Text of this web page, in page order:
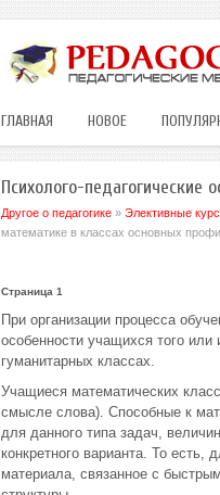
ГЛАВНАЯ НОВОЕ
Психолого-педагогические
Другое о педагогике» Элективные
математике в классах основных
Страница 1
При организации процесса
особенности учащихся того
гуманитарных классах.
Учащиеся математических
смысле слова). Способные к
для данного типа задач,
конкретного варианта. То
материала, связанное с